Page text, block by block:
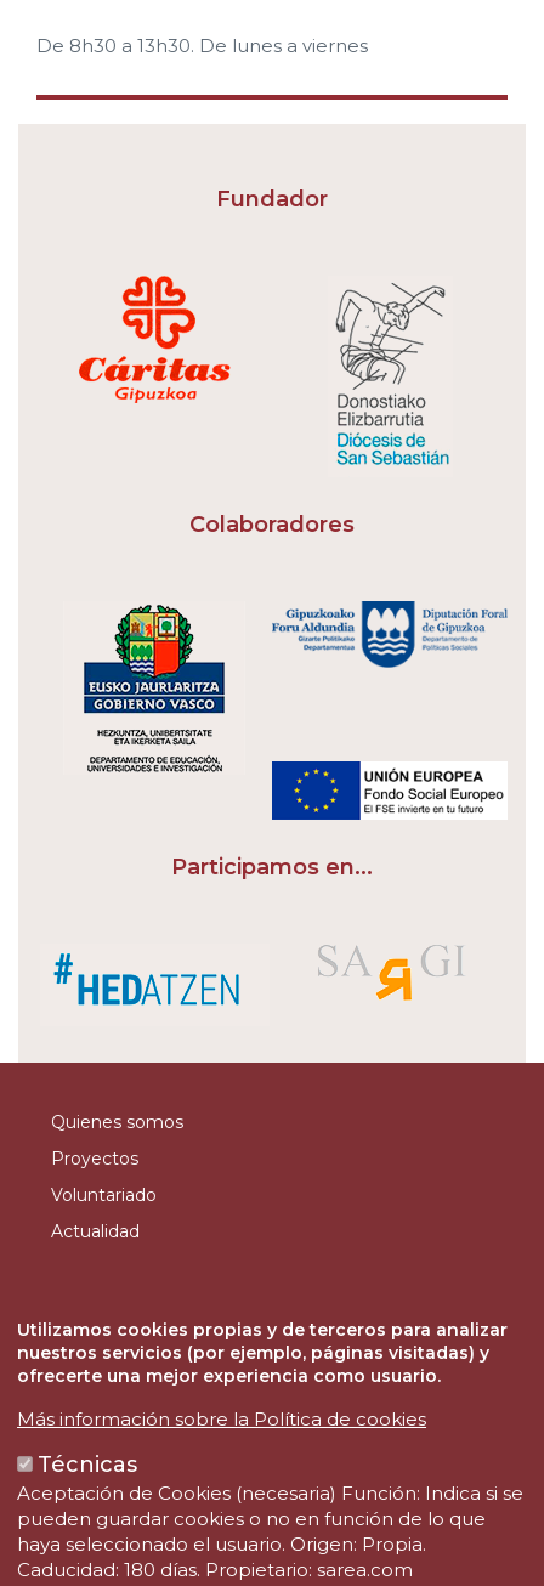
De 8h30 a 13h30. De lunes a viernes
Fundador
Colaboradores
Participamos en...
Quienes somos
Proyectos
Voluntariado
Actualidad
Teléfono: (+34) 943 344 333
Fax: (+34) 943 344 332
Utilizamos cookies propias y de terceros para analizar
nuestros servicios (por ejemplo, páginas visitadas) y
ofrecerte una mejor experiencia como usuario.
Más información sobre la Política de cookies
Técnicas
Aceptación de Cookies (necesaria) Función: Indica si se
pueden guardar cookies o no en función de lo que
haya seleccionado el usuario. Origen: Propia.
Caducidad: 180 días. Propietario: sarea.com